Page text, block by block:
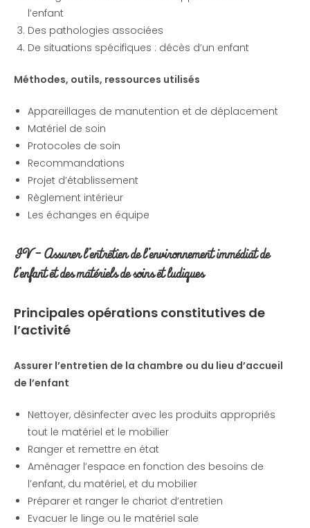
l’enfant
Des pathologies associées
De situations spécifiques : décès d’un enfant
Méthodes, outils, ressources utilisés
Appareillages de manutention et de déplacement
Matériel de soin
Protocoles de soin
Recommandations
Projet d’établissement
Règlement intérieur
Les échanges en équipe
IV – Assurer l’entretien de l’environnement immédiat de
l’enfant et desmatériels de soins et ludiques
Principales opérations constitutives de
l’activité
Assurer l’entretien de la chambre ou du lieu d’accueil
de l’enfant
Nettoyer, désinfecter avec les produits appropriés
tout le matériel et le mobilier
Ranger et remettre en état
Aménager l’espace en fonction des besoins de
l’enfant, du matériel, et du mobilier
Préparer et ranger le chariot d’entretien
Evacuer le linge ou le matériel sale